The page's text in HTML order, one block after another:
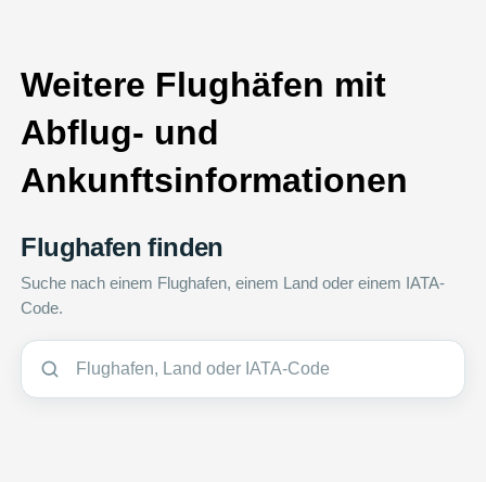
Weitere Flughäfen mit
Abflug- und
Ankunftsinformationen
Flughafen finden
Suche nach einem Flughafen, einem Land oder einem IATA-
Code.